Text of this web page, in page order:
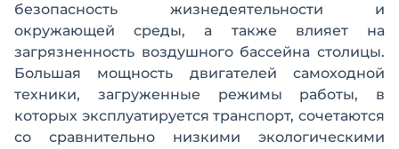
безопасность жизнедеятельности и
окружающей среды, а также влияет на
загрязненность воздушного бассейна столицы.
Большая мощность двигателей самоходной
техники, загруженные режимы работы, в
которых эксплуатируется транспорт, сочетаются
со сравнительно низкими экологическими